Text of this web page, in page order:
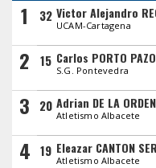
1 32 Victor Alejandro
UCAM-Cartagena
2 15 Carlos PORTO
S.G. Pontevedra
3 20 Adrian DE LA
Atletismo Albacete
4 19 Eleazar CANTON
Atletismo Albacete